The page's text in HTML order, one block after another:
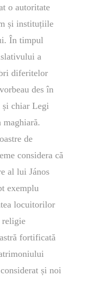
o autoritate
și instituțiile
În timpul
a
diferitelor
des în
și chiar Legi
de
considera că
al lui János
exemplu
locuitorilor
religie
fortificată
și noi